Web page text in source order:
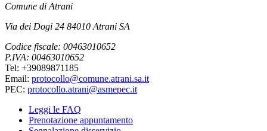
Comune di Atrani
Via dei Dogi 24 84010 Atrani SA
Codice fiscale: 00463010652
P.IVA: 00463010652
Tel: +39089871185
Email: protocollo@comune.atrani.sa.it
PEC: protocollo.atrani@asmepec.it
Leggi le FAQ
Prenotazione appuntamento